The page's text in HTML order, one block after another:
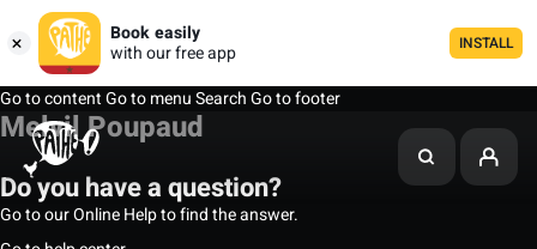
Book easily
with our free app
INSTALL
Go to contentGo to menuSearchGo to footer
Melvil Poupaud
Do you have a question?
Go to our Online Help to find the answer.